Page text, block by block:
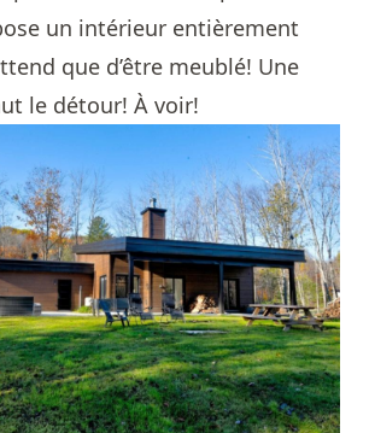
un intérieur entièrement
que d’être meublé! Une
le détour! À voir!